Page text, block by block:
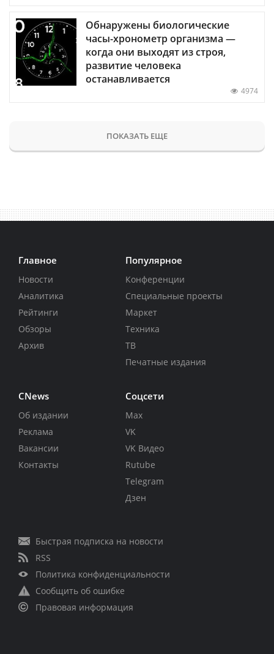
Обнаружены биологические
часы-хронометр организма —
когда они выходят из строя,
развитие человека
останавливается
4974
ПОКАЗАТЬ ЕЩЕ
Главное
Новости
Аналитика
Рейтинги
Обзоры
Архив
Популярное
Конференции
Специальные проекты
Маркет
Техника
ТВ
Печатные издания
CNews
Об издании
Реклама
Вакансии
Контакты
Соцсети
Max
VK
VK Видео
Rutube
Telegram
Дзен
Быстрая подписка на новости
RSS
Политика конфиденциальности
Сообщить об ошибке
Правовая информация